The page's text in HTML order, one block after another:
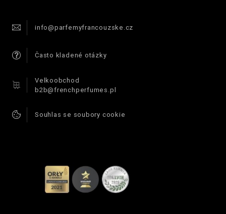
info@parfemyfrancouzske.cz
Často kladené otázky
Velkoobchod
b2b@frenchperfumes.pl
Souhlas se soubory cookie